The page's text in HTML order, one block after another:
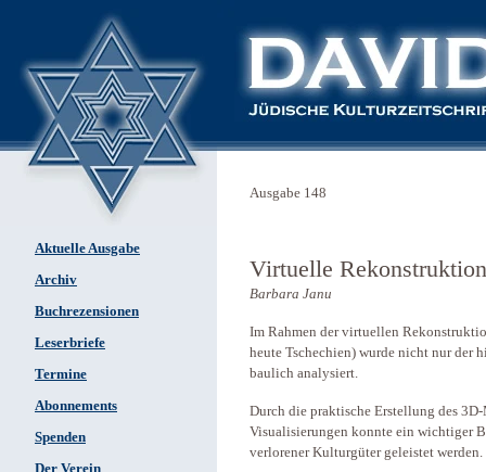
Aktuelle Ausgabe
Archiv
Buchrezensionen
Leserbriefe
Termine
Abonnements
Spenden
Der Verein
Ausgabe 148
Virtuelle
Barbara Janu
Im Rahmen der virtuellen
heute Tschechien) wurde nicht nur der
baulich analysiert.
Durch die praktische Erstellung des
Visualisierungen konnte ein wichtiger
verlorener Kulturgüter geleistet werden.